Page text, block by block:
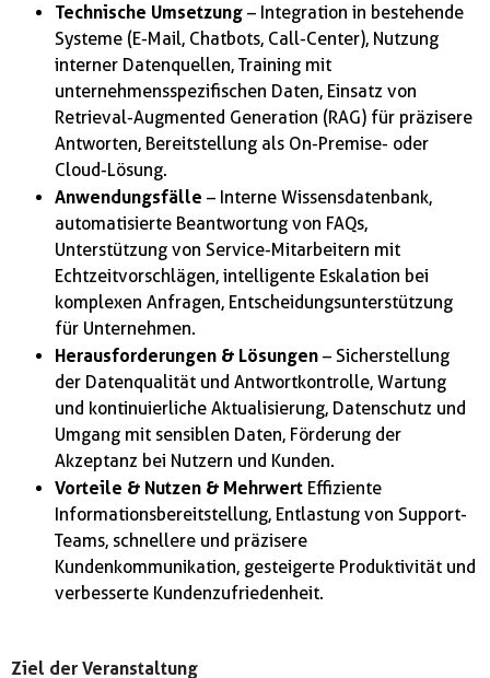
Technische Umsetzung – Integration in bestehende
Systeme (E-Mail, Chatbots, Call-Center), Nutzung
interner Datenquellen, Training mit
unternehmensspezifischen Daten, Einsatz von
Retrieval-Augmented Generation (RAG) für präzisere
Antworten, Bereitstellung als On-Premise- oder
Cloud-Lösung.
Anwendungsfälle – Interne Wissensdatenbank,
automatisierte Beantwortung von FAQs,
Unterstützung von Service-Mitarbeitern mit
Echtzeitvorschlägen, intelligente Eskalation bei
komplexen Anfragen, Entscheidungsunterstützung
für Unternehmen.
Herausforderungen & Lösungen – Sicherstellung
der Datenqualität und Antwortkontrolle, Wartung
und kontinuierliche Aktualisierung, Datenschutz und
Umgang mit sensiblen Daten, Förderung der
Akzeptanz bei Nutzern und Kunden.
Vorteile & Nutzen & Mehrwert Effiziente
Informationsbereitstellung, Entlastung von Support-
Teams, schnellere und präzisere
Kundenkommunikation, gesteigerte Produktivität und
verbesserte Kundenzufriedenheit.
Ziel der Veranstaltung